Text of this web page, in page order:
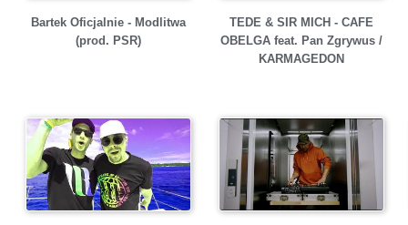
Bartek Oficjalnie - Modlitwa
(prod. PSR)
TEDE & SIR MICH - CAFE
OBELGA feat. Pan Zgrywus /
KARMAGEDON